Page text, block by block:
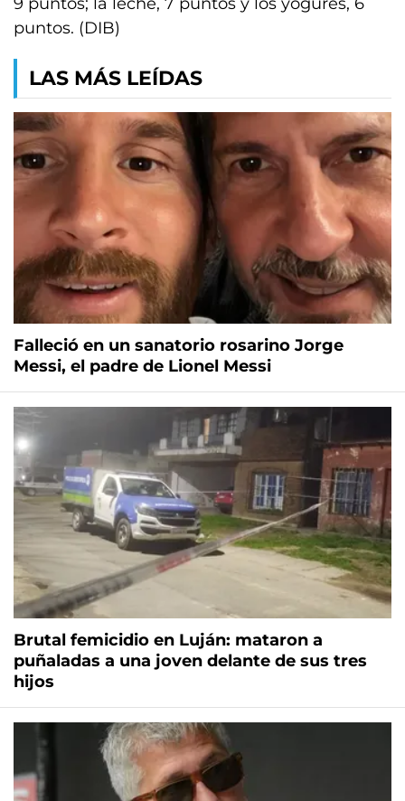
puntos. (DIB)
LAS MÁS LEÍDAS
Falleció en un sanatorio rosarino Jorge
Messi, el padre de Lionel Messi
Brutal femicidio en Luján: mataron a
puñaladas a una joven delante de sus tres
hijos